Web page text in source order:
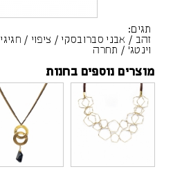
תגים:
זהב / אבני סברובסקי / ציפוי / חגיגי
וינטג' / תחרה
מוצרים נוספים בחנות